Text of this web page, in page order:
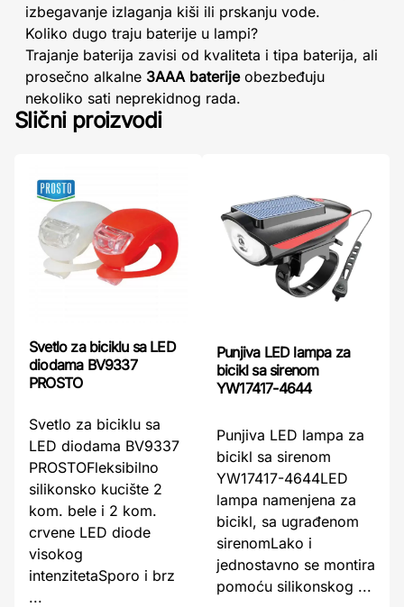
izbegavanje izlaganja kiši ili prskanju vode.
Koliko dugo traju baterije u lampi?
Trajanje baterija zavisi od kvaliteta i tipa baterija, ali
prosečno alkalne 3AAA baterijeobezbeđuju
nekoliko sati neprekidnog rada.
Slični proizvodi
Svetlo za biciklu sa LED
diodama BV9337
PROSTO
Svetlo za biciklu sa
LED diodama BV9337
PROSTOFleksibilno
silikonsko kucište 2
kom. bele i 2 kom.
crvene LED diode
visokog
intenzitetaSporo i brz
...
Punjiva LED lampa za
bicikl sa sirenom
YW17417-4644
Punjiva LED lampa za
bicikl sa sirenom
YW17417-4644LED
lampa namenjena za
bicikl, sa ugrađenom
sirenomLako i
jednostavno se montira
pomoću silikonskog ...